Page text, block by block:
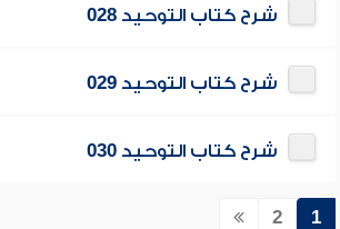
شرح كتاب التوحيد 028
شرح كتاب التوحيد 029
شرح كتاب التوحيد 030
1
2